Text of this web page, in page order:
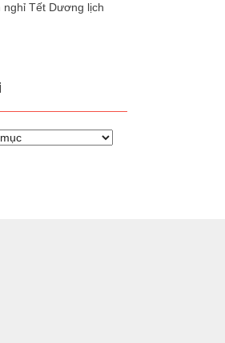
nghỉ Tết Dương lịch